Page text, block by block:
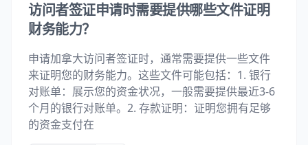
访问者签证申请时需要提供哪些文件证明
财务能力？
申请加拿大访问者签证时，通常需要提供一些文件
来证明您的财务能力。这些文件可能包括：1. 银行
对账单：展示您的资金状况，一般需要提供最近3-6
个月的银行对账单。2. 存款证明：证明您拥有足够
的资金支付在